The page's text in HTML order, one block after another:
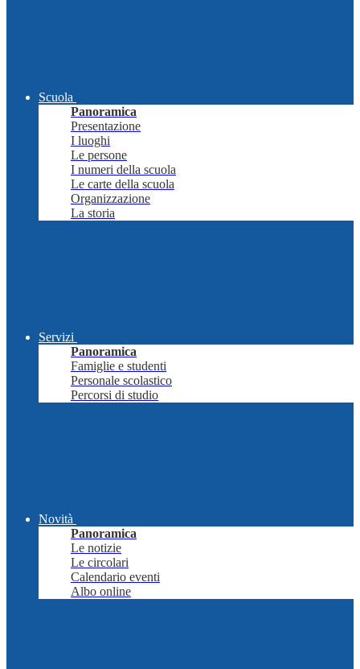
Scuola
Panoramica
Presentazione
I luoghi
Le persone
I numeri della scuola
Le carte della scuola
Organizzazione
La storia
Servizi
Panoramica
Famiglie e studenti
Personale scolastico
Percorsi di studio
Novità
Panoramica
Le notizie
Le circolari
Calendario eventi
Albo online